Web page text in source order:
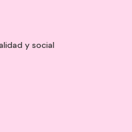
y social